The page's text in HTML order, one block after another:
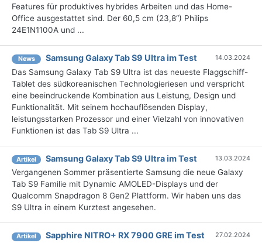
Features für produktives hybrides Arbeiten und das Home-
Office ausgestattet sind. Der 60,5 cm (23,8“) Philips
24E1N1100A und ...
News Samsung Galaxy Tab S9 Ultra im Test 14.03.2024
Das Samsung Galaxy Tab S9 Ultra ist das neueste Flaggschiff-
Tablet des südkoreanischen Technologieriesen und verspricht
eine beeindruckende Kombination aus Leistung, Design und
Funktionalität. Mit seinem hochauflösenden Display,
leistungsstarken Prozessor und einer Vielzahl von innovativen
Funktionen ist das Tab S9 Ultra ...
Artikel Samsung Galaxy Tab S9 Ultra im Test 13.03.2024
Vergangenen Sommer präsentierte Samsung die neue Galaxy
Tab S9 Familie mit Dynamic AMOLED-Displays und der
Qualcomm Snapdragon 8 Gen2 Plattform. Wir haben uns das
S9 Ultra in einem Kurztest angesehen.
Artikel Sapphire NITRO+ RX 7900 GRE im Test 27.02.2024